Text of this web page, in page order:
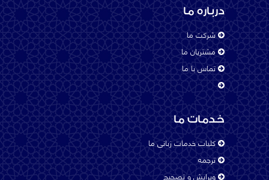
Chinese
Dari
English - UK
English - USA
درباره ما
شرکت ما
مشتریان ما
تماس با ما
خدمات ما
کلیات خدمات زبانی ما
ترجمه
ویرایش و تصحیح